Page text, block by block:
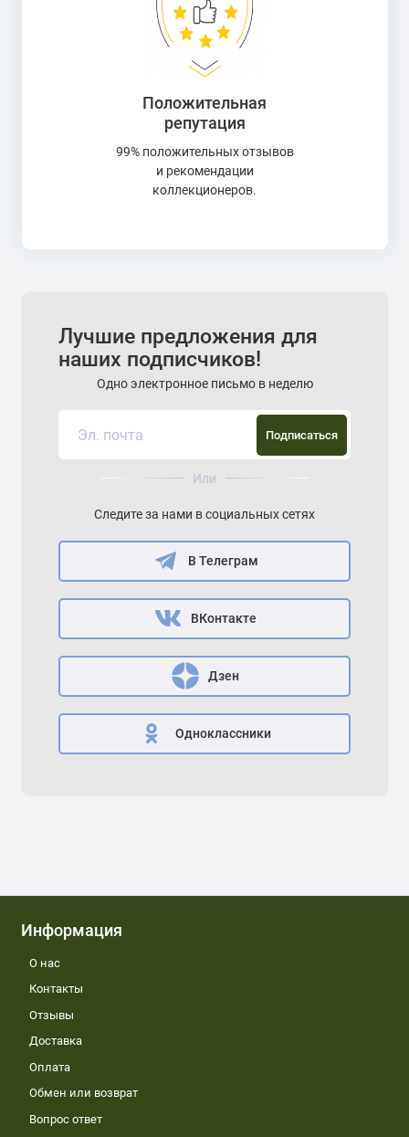
Положительная
репутация
99% положительных отзывов
и рекомендации
коллекционеров.
Лучшие предложения для
наших подписчиков!
Одно электронное письмо в неделю
Подписаться
Или
Следите за нами в социальных сетях
В Телеграм
ВКонтакте
Дзен
Одноклассники
Информация
О нас
Контакты
Отзывы
Доставка
Оплата
Обмен или возврат
Вопрос ответ